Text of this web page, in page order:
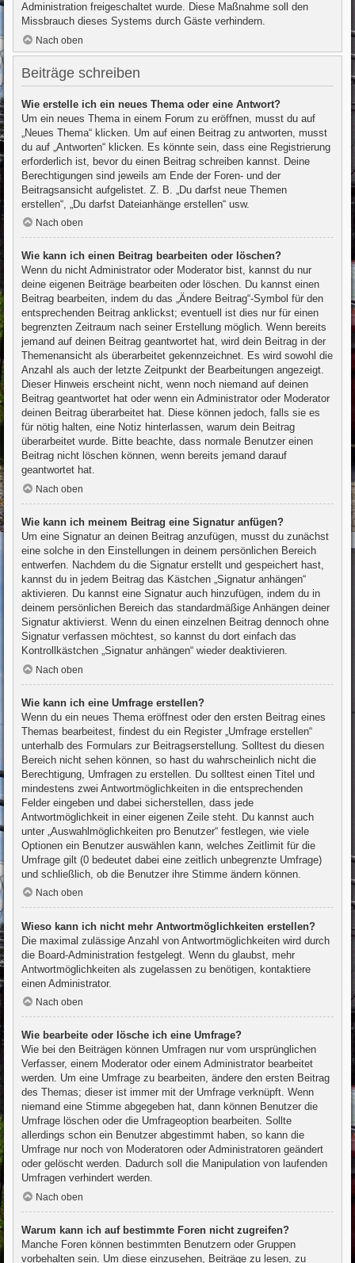
Administration freigeschaltet wurde. Diese Maßnahme soll den
Missbrauch dieses Systems durch Gäste verhindern.
Nach oben
Beiträge schreiben
Wie erstelle ich ein neues Thema oder eine Antwort?
Um ein neues Thema in einem Forum zu eröffnen, musst du auf
„Neues Thema“ klicken. Um auf einen Beitrag zu antworten, musst
du auf „Antworten“ klicken. Es könnte sein, dass eine Registrierung
erforderlich ist, bevor du einen Beitrag schreiben kannst. Deine
Berechtigungen sind jeweils am Ende der Foren- und der
Beitragsansicht aufgelistet. Z. B. „Du darfst neue Themen
erstellen“, „Du darfst Dateianhänge erstellen“ usw.
Nach oben
Wie kann ich einen Beitrag bearbeiten oder löschen?
Wenn du nicht Administrator oder Moderator bist, kannst du nur
deine eigenen Beiträge bearbeiten oder löschen. Du kannst einen
Beitrag bearbeiten, indem du das „Ändere Beitrag“-Symbol für den
entsprechenden Beitrag anklickst; eventuell ist dies nur für einen
begrenzten Zeitraum nach seiner Erstellung möglich. Wenn bereits
jemand auf deinen Beitrag geantwortet hat, wird dein Beitrag in der
Themenansicht als überarbeitet gekennzeichnet. Es wird sowohl die
Anzahl als auch der letzte Zeitpunkt der Bearbeitungen angezeigt.
Dieser Hinweis erscheint nicht, wenn noch niemand auf deinen
Beitrag geantwortet hat oder wenn ein Administrator oder Moderator
deinen Beitrag überarbeitet hat. Diese können jedoch, falls sie es
für nötig halten, eine Notiz hinterlassen, warum dein Beitrag
überarbeitet wurde. Bitte beachte, dass normale Benutzer einen
Beitrag nicht löschen können, wenn bereits jemand darauf
geantwortet hat.
Nach oben
Wie kann ich meinem Beitrag eine Signatur anfügen?
Um eine Signatur an deinen Beitrag anzufügen, musst du zunächst
eine solche in den Einstellungen in deinem persönlichen Bereich
entwerfen. Nachdem du die Signatur erstellt und gespeichert hast,
kannst du in jedem Beitrag das Kästchen „Signatur anhängen“
aktivieren. Du kannst eine Signatur auch hinzufügen, indem du in
deinem persönlichen Bereich das standardmäßige Anhängen deiner
Signatur aktivierst. Wenn du einen einzelnen Beitrag dennoch ohne
Signatur verfassen möchtest, so kannst du dort einfach das
Kontrollkästchen „Signatur anhängen“ wieder deaktivieren.
Nach oben
Wie kann ich eine Umfrage erstellen?
Wenn du ein neues Thema eröffnest oder den ersten Beitrag eines
Themas bearbeitest, findest du ein Register „Umfrage erstellen“
unterhalb des Formulars zur Beitragserstellung. Solltest du diesen
Bereich nicht sehen können, so hast du wahrscheinlich nicht die
Berechtigung, Umfragen zu erstellen. Du solltest einen Titel und
mindestens zwei Antwortmöglichkeiten in die entsprechenden
Felder eingeben und dabei sicherstellen, dass jede
Antwortmöglichkeit in einer eigenen Zeile steht. Du kannst auch
unter „Auswahlmöglichkeiten pro Benutzer“ festlegen, wie viele
Optionen ein Benutzer auswählen kann, welches Zeitlimit für die
Umfrage gilt (0 bedeutet dabei eine zeitlich unbegrenzte Umfrage)
und schließlich, ob die Benutzer ihre Stimme ändern können.
Nach oben
Wieso kann ich nicht mehr Antwortmöglichkeiten erstellen?
Die maximal zulässige Anzahl von Antwortmöglichkeiten wird durch
die Board-Administration festgelegt. Wenn du glaubst, mehr
Antwortmöglichkeiten als zugelassen zu benötigen, kontaktiere
einen Administrator.
Nach oben
Wie bearbeite oder lösche ich eine Umfrage?
Wie bei den Beiträgen können Umfragen nur vom ursprünglichen
Verfasser, einem Moderator oder einem Administrator bearbeitet
werden. Um eine Umfrage zu bearbeiten, ändere den ersten Beitrag
des Themas; dieser ist immer mit der Umfrage verknüpft. Wenn
niemand eine Stimme abgegeben hat, dann können Benutzer die
Umfrage löschen oder die Umfrageoption bearbeiten. Sollte
allerdings schon ein Benutzer abgestimmt haben, so kann die
Umfrage nur noch von Moderatoren oder Administratoren geändert
oder gelöscht werden. Dadurch soll die Manipulation von laufenden
Umfragen verhindert werden.
Nach oben
Warum kann ich auf bestimmte Foren nicht zugreifen?
Manche Foren können bestimmten Benutzern oder Gruppen
vorbehalten sein. Um diese einzusehen, Beiträge zu lesen, zu